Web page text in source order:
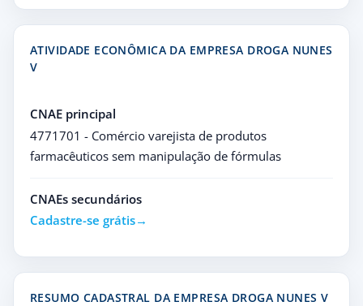
ATIVIDADE ECONÔMICA DA EMPRESA DROGA NUNES
V
CNAE principal
4771701 - Comércio varejista de produtos
farmacêuticos sem manipulação de fórmulas
CNAEs secundários
Cadastre-se grátis
RESUMO CADASTRAL DA EMPRESA DROGA NUNES V